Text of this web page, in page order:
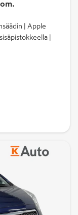
muun
| Apple
|